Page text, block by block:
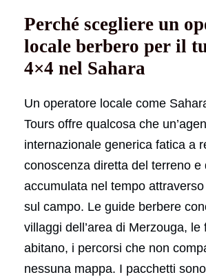
Perché scegliere un
locale berbero per il
4×4 nel Sahara
Un operatore locale come
Tours offre qualcosa che
internazionale generica fatica a
conoscenza diretta del terreno e
accumulata nel tempo attraverso
sul campo. Le guide berbere
villaggi dell’area di Merzouga, le
abitano, i percorsi che non
nessuna mappa. I pacchetti sono